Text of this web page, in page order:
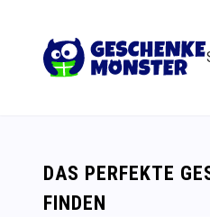
DAS PERFEKTE
FINDEN